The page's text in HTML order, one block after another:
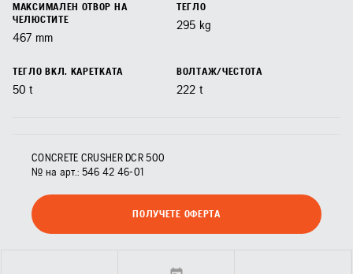
МАКСИМАЛЕН ОТВОР НА
ЧЕЛЮСТИТЕ
467 mm
ТЕГЛО
295 kg
ТЕГЛО ВКЛ. КАРЕТКАТА
50 t
ВОЛТАЖ/ЧЕСТОТА
222 t
CONCRETE CRUSHER DCR 500
№ на арт.: 546 42 46‑01
ПОЛУЧЕТЕ ОФЕРТА